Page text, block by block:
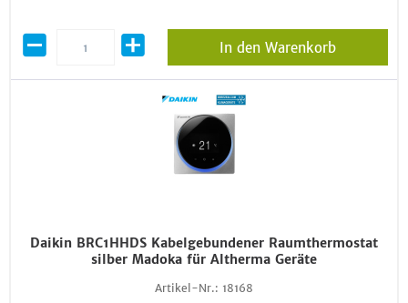
In den Warenkorb
Daikin BRC1HHDS Kabelgebundener Raumthermostat
silber Madoka für Altherma Geräte
Artikel-Nr.: 18168